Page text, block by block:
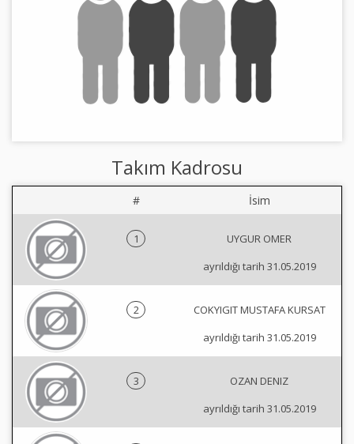
Takım Kadrosu
# İsim
1
UYGUR OMER
ayrıldığı tarih 31.05.2019
2
COKYIGIT MUSTAFA KURSAT
ayrıldığı tarih 31.05.2019
3
OZAN DENIZ
ayrıldığı tarih 31.05.2019